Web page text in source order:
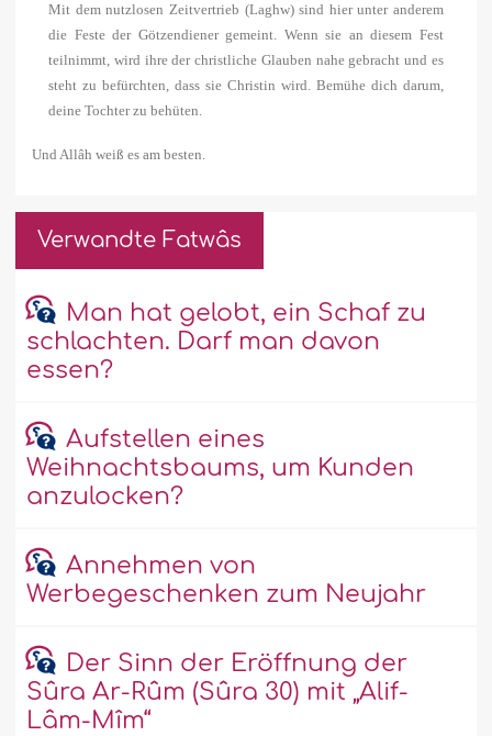
Mit dem nutzlosen Zeitvertrieb (Laghw) sind hier unter anderem
die Feste der Götzendiener gemeint. Wenn sie an diesem Fest
teilnimmt, wird ihre der christliche Glauben nahe gebracht und es
steht zu befürchten, dass sie Christin wird. Bemühe dich darum,
deine Tochter zu behüten.
Und Allâh weiß es am besten.
Verwandte Fatwâs
Man hat gelobt, ein Schaf zu
schlachten. Darf man davon
essen?
Aufstellen eines
Weihnachtsbaums, um Kunden
anzulocken?
Annehmen von
Werbegeschenken zum Neujahr
Der Sinn der Eröffnung der
Sûra Ar-Rûm (Sûra 30) mit „Alif-
Lâm-Mîm“